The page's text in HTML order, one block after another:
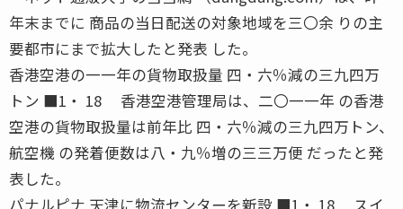
年末までに 商品の当日配送の対象地域を三〇余 りの主
要都市にまで拡大したと発表 した。
香港空港の一一年の貨物取扱量 四・六％減の三九四万
トン ■1・ 18 香港空港管理局は、二〇一一年 の香港
空港の貨物取扱量は前年比 四・六％減の三九四万トン、
航空機 の発着便数は八・九％増の三三万便 だったと発
表した。
パナルピナ 天津に物流センターを新設 ■1・ 18 スイ